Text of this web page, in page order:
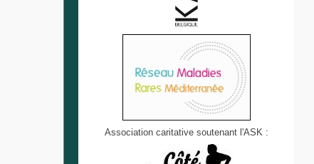
Association caritative soutenant l'ASK :